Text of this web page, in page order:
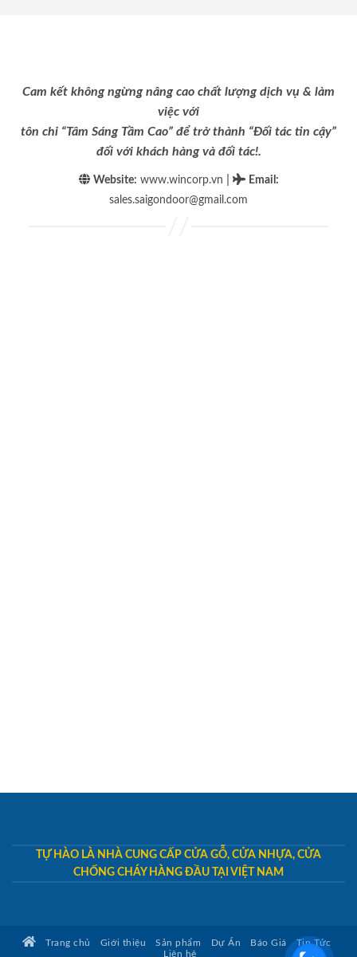
Cam kết không ngừng nâng cao chất lượng dịch vụ & làm
việc với
tôn chỉ “Tâm Sáng Tầm Cao” để trở thành “Đối tác tin cậy”
đối với khách hàng và đối tác!.
Website: www.wincorp.vn Email :
sales.saigondoor@gmail.com
TỰ HÀO LÀ NHÀ CUNG CẤP CỬA GỖ, CỬA NHỰA, CỬA
CHỐNG CHÁY HÀNG ĐẦU TẠI VIỆT NAM
Trang chủ Giới thiệu Sản phẩm Dự Án Báo Giá
Tin Tức
Liên hệ